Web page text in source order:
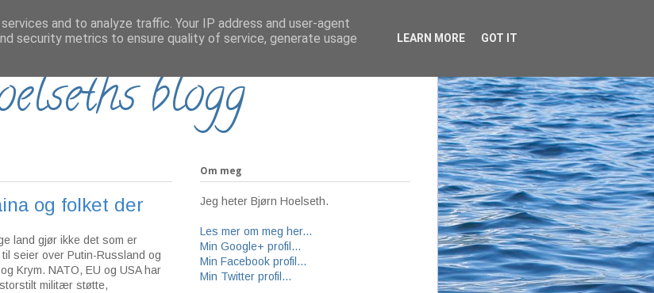
blogg
og folket der
land gjør ikke det som er
seier over Putin-Russland og
Krym. NATO, EU og USA har
militær støtte,
Om meg
Jeg heter Bjørn Hoelseth.
Les mer om meg her...
Min Google+ profil...
Min Facebook profil...
Min Twitter profil...
and to analyze traffic. Your IP address and user-agent
security metrics to ensure quality of service, generate usage
LEARN MORE GOT IT